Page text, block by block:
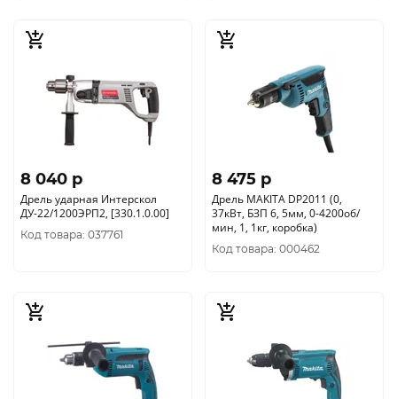
8 040 p
Дрель ударная Интерскол
ДУ-22/1200ЭРП2, [330.1.0.00]
Код товара: 037761
8 475 p
Дрель MAKITA DP2011 (0,
37кВт, БЗП 6, 5мм, 0-4200об/
мин, 1, 1кг, коробка)
Код товара: 000462